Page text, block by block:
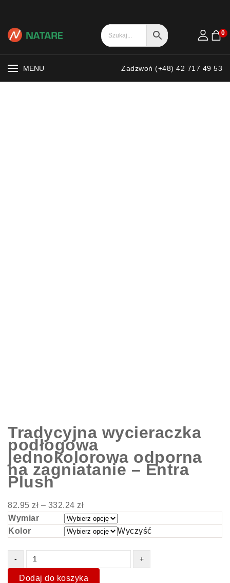
0
MENU Zadzwoń (+48) 42 717 49 53
Tradycyjna wycieraczka
podłogowa
jednokolorowa odporna
na zagniatanie – Entra
Plush
82.95 zł – 332.24 zł
Wymiar
Kolor
Wyczyść
Dodaj do koszyka